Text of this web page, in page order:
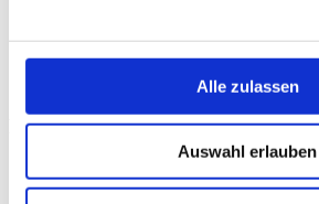
Alle zulassen
Auswahl erlauben
FOLGE UNS